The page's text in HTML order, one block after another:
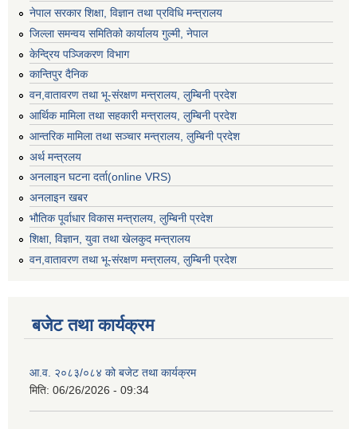
नेपाल सरकार शिक्षा, विज्ञान तथा प्रविधि मन्त्रालय
जिल्ला समन्वय समितिको कार्यालय गुल्मी, नेपाल
केन्द्रिय पञ्जिकरण विभाग
कान्तिपुर दैनिक
वन,वातावरण तथा भू-संरक्षण मन्त्रालय, लुम्बिनी प्रदेश
आर्थिक मामिला तथा सहकारी मन्त्रालय, लुम्बिनी प्रदेश
आन्तरिक मामिला तथा सञ्चार मन्त्रालय, लुम्बिनी प्रदेश
अर्थ मन्त्रलय
अनलाइन घटना दर्ता(online VRS)
अनलाइन खबर
भौतिक पूर्वाधार विकास मन्त्रालय, लुम्बिनी प्रदेश
शिक्षा, विज्ञान, युवा तथा खेलकुद मन्‍‍त्रालय
वन,वातावरण तथा भू-संरक्षण मन्त्रालय, लुम्बिनी प्रदेश
बजेट तथा कार्यक्रम
आ.व. २०८३/०८४ को बजेट तथा कार्यक्रम
मिति: 06/26/2026 - 09:34